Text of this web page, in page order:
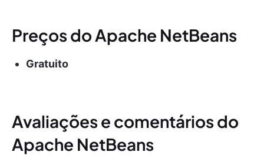
Preços do Apache NetBeans
Gratuito
Avaliações e comentários do
Apache NetBeans